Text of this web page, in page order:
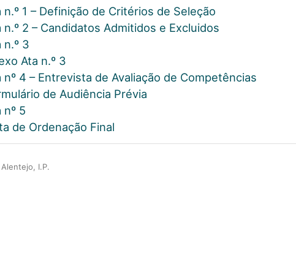
n.º 1 – Definição de Critérios de Seleção
n.º 2 – Candidatos Admitidos e Excluidos
n.º 3
Ata n.º 3
nº 4 – Entrevista de Avaliação de Competências
de Audiência Prévia
nº 5
de Ordenação Final
I.P.